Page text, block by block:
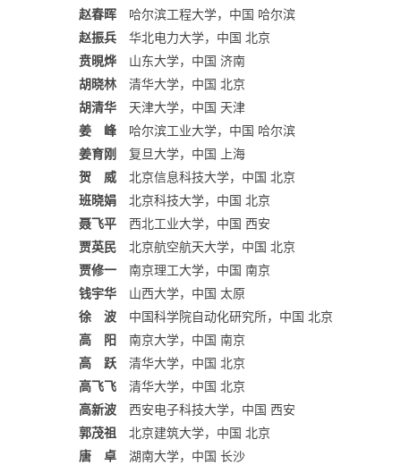
赵春晖 哈尔滨工程大学，中国 哈尔滨
赵振兵 华北电力大学，中国 北京
贲晛烨 山东大学，中国 济南
胡晓林 清华大学，中国 北京
胡清华 天津大学，中国 天津
姜 峰 哈尔滨工业大学，中国 哈尔滨
姜育刚
复旦大学，中国 上海
贺 威 北京信息科技大学，中国 北京
班晓娟 北京科技大学，中国 北京
聂飞平 西北工业大学，中国 西安
贾英民 北京航空航天大学，中国 北京
贾修一 南京理工大学，中国 南京
钱宇华 山西大学，中国 太原
徐 波 中国科学院自动化研究所，中国 北京
高 阳
南京大学，中国 南京
高 跃 清华大学，中国 北京
高飞飞 清华大学，中国 北京
高新波 西安电子科技大学，中国 西安
郭茂祖 北京建筑大学，中国 北京
唐 卓 湖南大学，中国 长沙